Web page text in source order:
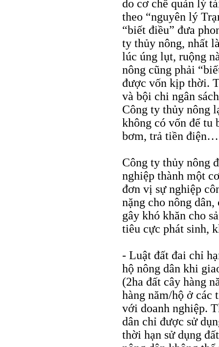
do cơ chế quản lý
theo “nguyên lý
“biết điều” đưa
ty thủy nông, nhất
lúc úng lụt, ruộng
nông cũng phải
được vốn kịp thời.
và bội chi ngân
Công ty thủy nông
không có vốn để tu
bơm, trả tiền điện…
Công ty thủy nông
nghiệp thành một
đơn vị sự nghiệp
nặng cho nông
gây khó khăn cho
tiêu cực phát sinh,
- Luật đất đai chỉ
hộ nông dân khi
(2ha đất cây hàng
hàng năm/hộ ở các
với doanh nghiệp.
dân chỉ được sử
thời hạn sử dụng